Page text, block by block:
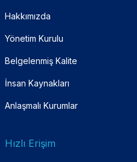
Hakkımızda
Yönetim Kurulu
Belgelenmiş Kalite
İnsan Kaynakları
Anlaşmalı Kurumlar
Hızlı Erişim